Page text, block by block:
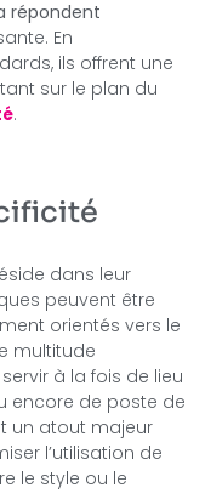
répondent
En
ils offrent une
sur le plan du
.
dans leur
peuvent être
orientés vers le
multitude
à la fois de lieu
encore de poste de
un atout majeur
l’utilisation de
le style ou le